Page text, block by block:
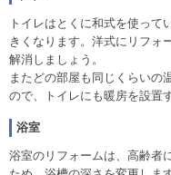
トイレはとくに和式を使って
きくなります。洋式にリフォ
解消しましょう。
またどの部屋も同じくらいの
ので、トイレにも暖房を設置
浴室
浴室のリフォームは、高齢者